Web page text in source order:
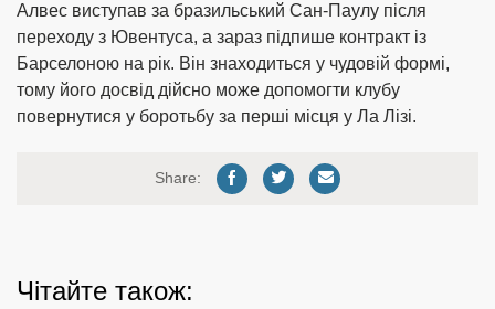
Алвес виступав за бразильський Сан-Паулу після
переходу з Ювентуса, а зараз підпише контракт із
Барселоною на рік. Він знаходиться у чудовій формі,
тому його досвід дійсно може допомогти клубу
повернутися у боротьбу за перші місця у Ла Лізі.
Share:
Чітайте також: